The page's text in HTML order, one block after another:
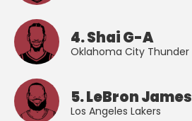
4. Shai G-A
Oklahoma City Thunder
5. LeBron James
Los Angeles Lakers